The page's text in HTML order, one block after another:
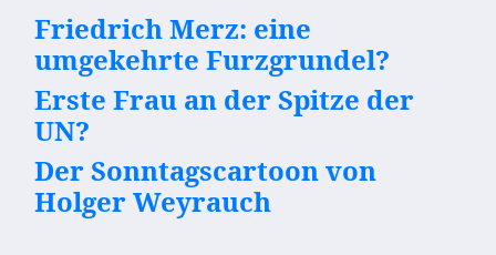
Friedrich Merz: eine
umgekehrte Furzgrundel?
Erste Frau an der Spitze der
UN?
Der Sonntagscartoon von
Holger Weyrauch